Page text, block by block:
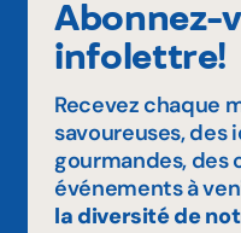
Abonnez-
infolettre!
Recevez chaque
savoureuses, des
gourmandes, des
événements à
la diversité de